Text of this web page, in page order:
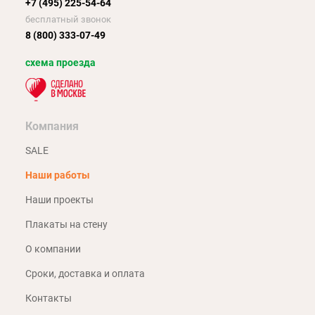
+7 (495) 225-54-64
бесплатный звонок
8 (800) 333-07-49
схема проезда
Компания
SALE
Наши работы
Наши проекты
Плакаты на стену
О компании
Сроки, доставка и оплата
Контакты